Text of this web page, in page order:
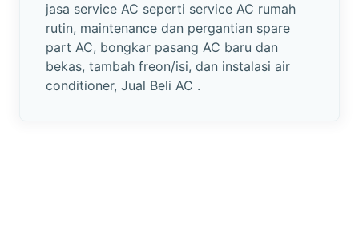
jasa service AC seperti service AC rumah
rutin, maintenance dan pergantian spare
part AC, bongkar pasang AC baru dan
bekas, tambah freon/isi, dan instalasi air
conditioner, Jual Beli AC .